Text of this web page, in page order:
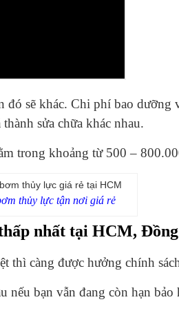
sẽ khác. Chi phí bao dưỡng
sửa chữa khác nhau.
trong khoảng từ 500 –
thủy lực tận nơi giá rẻ
nhất tại HCM,
thì càng được hưởng chính
nếu bạn vẫn đang còn hạn bảo